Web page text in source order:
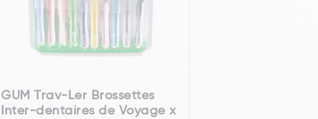
GUM Trav-Ler Brossettes
Inter-dentaires de Voyage x